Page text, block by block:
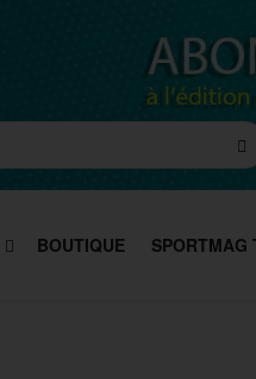
BOUTIQUE SPORTMAG